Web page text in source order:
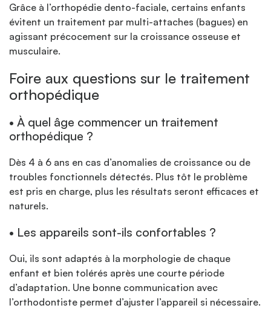
Grâce à l’orthopédie dento-faciale, certains enfants
évitent un traitement par multi-attaches (bagues) en
agissant précocement sur la croissance osseuse et
musculaire.
Foire aux questions sur le traitement
orthopédique
• À quel âge commencer un traitement
orthopédique ?
Dès 4 à 6 ans en cas d’anomalies de croissance ou de
troubles fonctionnels détectés. Plus tôt le problème
est pris en charge, plus les résultats seront efficaces et
naturels.
• Les appareils sont-ils confortables ?
Oui, ils sont adaptés à la morphologie de chaque
enfant et bien tolérés après une courte période
d’adaptation. Une bonne communication avec
l’orthodontiste permet d’ajuster l’appareil si nécessaire.